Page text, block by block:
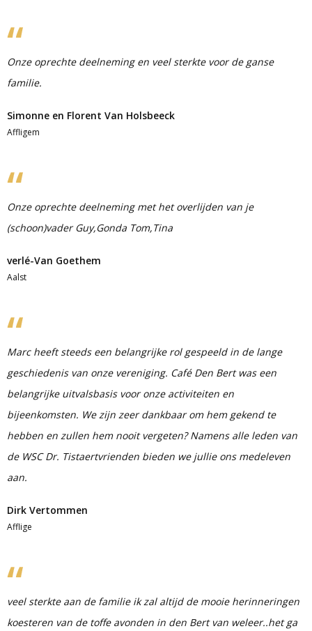
Onze oprechte deelneming en veel sterkte voor de ganse
familie.
Simonne en Florent Van Holsbeeck
Affligem
Onze oprechte deelneming met het overlijden van je
(schoon)vader Guy,Gonda Tom,Tina
verlé-Van Goethem
Aalst
Marc heeft steeds een belangrijke rol gespeeld in de lange
geschiedenis van onze vereniging. Café Den Bert was een
belangrijke uitvalsbasis voor onze activiteiten en
bijeenkomsten. We zijn zeer dankbaar om hem gekend te
hebben en zullen hem nooit vergeten? Namens alle leden van
de WSC Dr. Tistaertvrienden bieden we jullie ons medeleven
aan.
Dirk Vertommen
Afflige
veel sterkte aan de familie ik zal altijd de mooie herinneringen
koesteren van de toffe avonden in den Bert van weleer..het ga